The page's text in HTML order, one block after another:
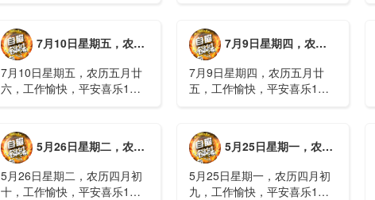
伊战争或升级，特朗普召集会
议讨论大规模进攻3、深圳一
商住楼加装......
案2、全球首款实体瘤CAR-T
细胞治疗走向临床，上海多家
医院开......
7月10日星期五，农历五月廿六，工作愉快，平安喜乐
7月10日星期五，农历五月廿
六，工作愉快，平安喜乐1、
山体滑坡：21名林场工人遇
难，年龄最长者近6旬3、近亿
元高标......
7月9日星期四，农历五月廿五，工作愉快，平安喜乐
7月9日星期四，农历五月廿
五，工作愉快，平安喜乐1、
家科技进步一等奖！同济大学
为纳米制造铸就“精准标尺”3、
四川宜宾高......
5月26日星期二，农历四月初十，工作愉快，平安喜乐
5月26日星期二，农历四月初
十，工作愉快，平安喜乐1、
5月25日星期一，农历四月初九，工作愉快，平安喜乐
5月25日星期一，农历四月初
九，工作愉快，平安喜乐1、